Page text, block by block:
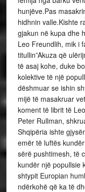
hunjëve.Pas
hidhnin valle.Kishte
gjakun në kupa dhe
Leo Freundlih, mik i
titullin”Akuza që
të asaj kohe, duke
kolektive të një
dëshmuar se ishin
mijë të masakruar
koment të librit të
Peter Rullman,
Shqipëria ishte
emër të luftës
sërë pushtimesh, të
kundër një popullsie
shtypit Europian
ndërkohë që ka të